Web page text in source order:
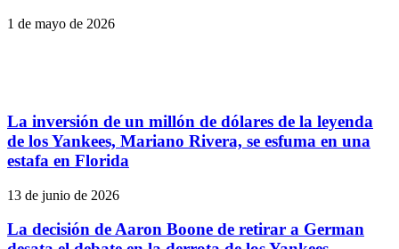
1 de mayo de 2026
La inversión de un millón de dólares de la leyenda
de los Yankees, Mariano Rivera, se esfuma en una
estafa en Florida
13 de junio de 2026
La decisión de Aaron Boone de retirar a German